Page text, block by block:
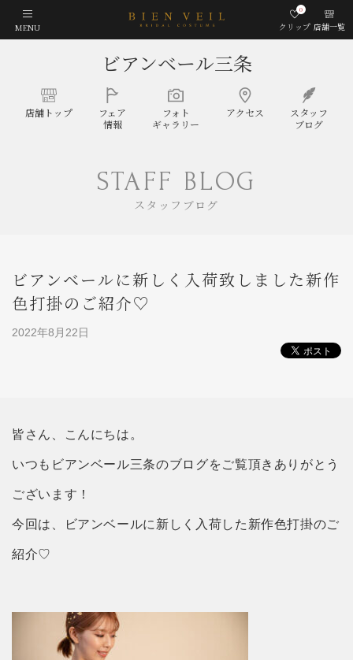
MENU クリップ
0
店舗一覧
ビアンベール三条
店舗トップ
フェア
情報
フォト
ギャラリー
アクセス
スタッフ
ブログ
STAFF BLOG
スタッフブログ
ビアンベールに新しく入荷致しました新作
色打掛のご紹介♡
2022年8月22日
皆さん、こんにちは。
いつもビアンベール三条のブログをご覧頂きありがとう
ございます！
今回は、ビアンベールに新しく入荷した新作色打掛のご
紹介♡